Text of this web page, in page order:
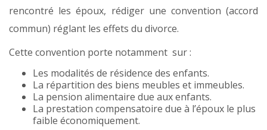
rencontré les époux, rédiger une convention (accord
commun) réglant les effets du divorce.
Cette convention porte notamment sur :
Les modalités de résidence des enfants.
La répartition des biens meubles et immeubles.
La pension alimentaire due aux enfants.
La prestation compensatoire due à l’époux le plus
faible économiquement.